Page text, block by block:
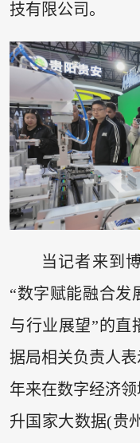
技有限公司。
当记者来到
“数字赋能融合发
与行业展望”的直
据局相关负责人
年来在数字经济
升国家大数据(贵